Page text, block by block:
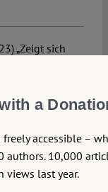
„Zeigt sich
“sacred
in
Paths
a
accessible –
authors. 10,000
last year.